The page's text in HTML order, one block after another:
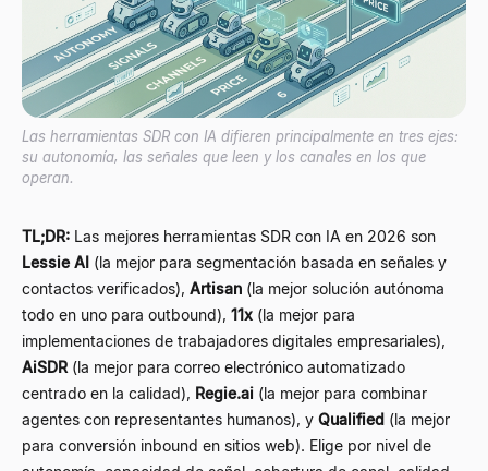
Las herramientas SDR con IA difieren principalmente en tres ejes:
su autonomía, las señales que leen y los canales en los que
operan.
TL;DR: Las mejores herramientas SDR con IA en 2026 son
Lessie AI (la mejor para segmentación basada en señales y
contactos verificados), Artisan (la mejor solución autónoma
todo en uno para outbound), 11x (la mejor para
implementaciones de trabajadores digitales empresariales),
AiSDR (la mejor para correo electrónico automatizado
centrado en la calidad), Regie.ai (la mejor para combinar
agentes con representantes humanos), y Qualified (la mejor
para conversión inbound en sitios web). Elige por nivel de